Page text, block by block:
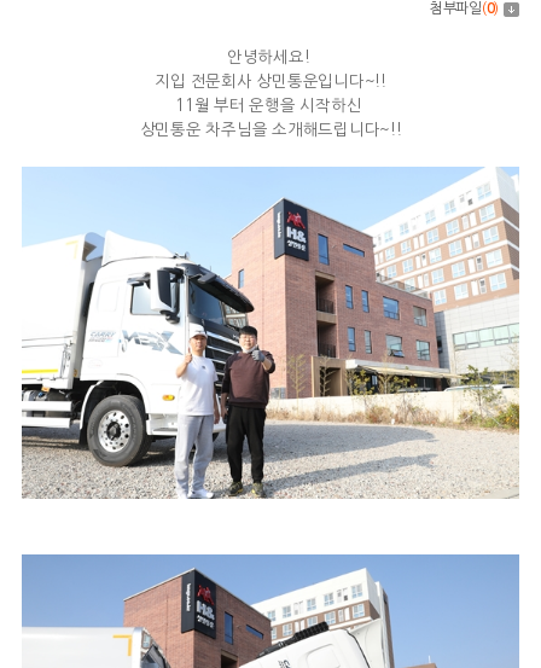
첨부파일(0)
안녕하세요!
지입 전문회사 상민통운입니다~!!
11월 부터 운행을 시작하신
상민통운 차주님을 소개해드립니다~!!